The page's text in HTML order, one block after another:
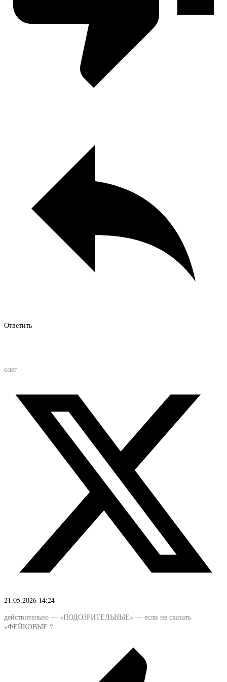
Ответить
олег
21.05.2026 14:24
действительно — «ПОДОЗРИТЕЛЬНЫЕ» — если не сказать
«ФЕЙКОВЫЕ ?